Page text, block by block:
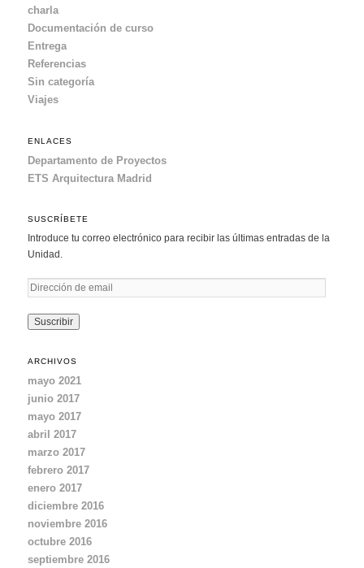
charla
Documentación de curso
Entrega
Referencias
Sin categoría
Viajes
ENLACES
Departamento de Proyectos
ETS Arquitectura Madrid
SUSCRÍBETE
Introduce tu correo electrónico para recibir las últimas entradas de la
Unidad.
D
r
c
i
ó
n
d
e
e
l
ARCHIVOS
mayo 2021
junio 2017
mayo 2017
abril 2017
marzo 2017
febrero 2017
enero 2017
diciembre 2016
noviembre 2016
octubre 2016
septiembre 2016